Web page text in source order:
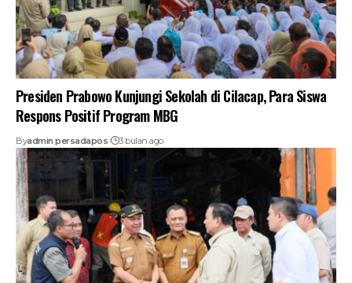
Presiden Prabowo Kunjungi Sekolah di Cilacap, Para Siswa
Respons Positif Program MBG
Byadmin persadapos 3 bulan ago